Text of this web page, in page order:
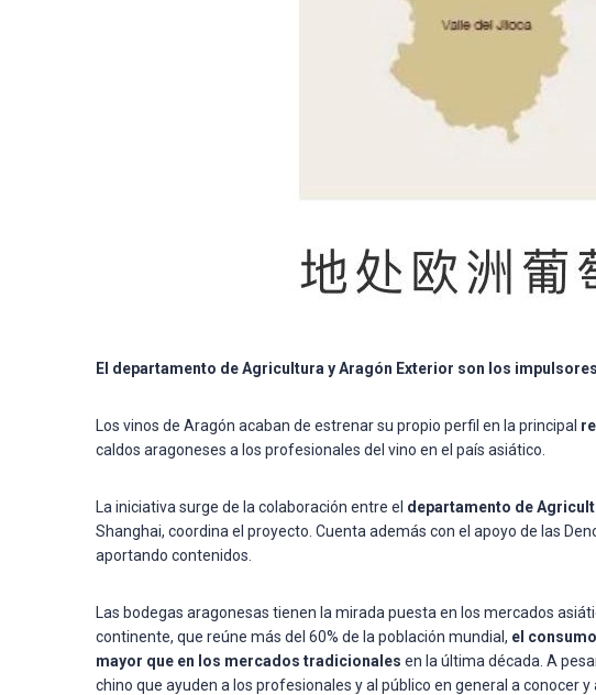
El departamento de Agricultura y Aragón Exterior son los
Los vinos de Aragón acaban de estrenar su propio perfil en la principal
caldos aragoneses a los profesionales del vino en el país asiático.
La iniciativa surge de la colaboración entre el departamento de
Shanghai, coordina el proyecto. Cuenta además con el apoyo de las
aportando contenidos.
Las bodegas aragonesas tienen la mirada puesta en los mercados
continente, que reúne más del 60% de la población mundial, el
mayor que en los mercados tradicionales en la última década. A
chino que ayuden a los profesionales y al público en general a conocer y